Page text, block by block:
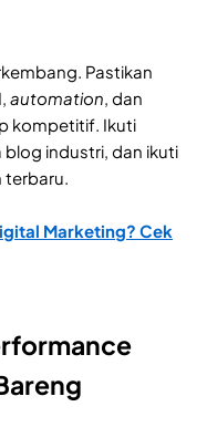
Pastikan
automation, dan
kompetitif. Ikuti
blog industri, dan ikuti
terbaru.
Marketing? Cek